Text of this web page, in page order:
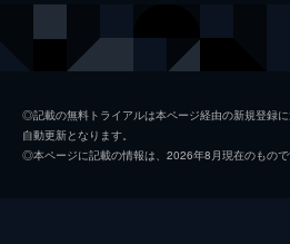
◎記載の無料トライアルは本ページ経由の新規登録
自動更新となります。
◎本ページに記載の情報は、2026年8月現在のもので